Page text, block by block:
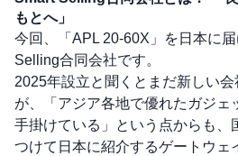
もとへ」
今回、「APL 20-60X」を日本に
Selling合同会社です。
2025年設立と聞くとまだ新しい
が、「アジア各地で優れたガジェ
手掛けている」という点からも、
つけて日本に紹介するゲートウェ